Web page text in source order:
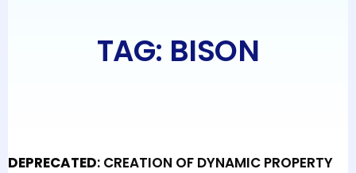
TAG: BISON
DEPRECATED: CREATION OF DYNAMIC PROPERTY